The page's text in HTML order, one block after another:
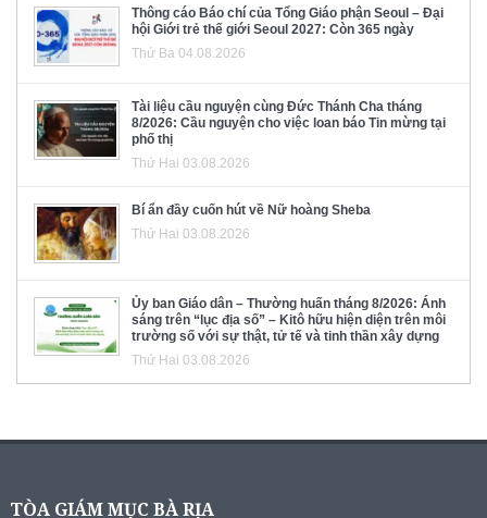
Thông cáo Báo chí của Tổng Giáo phận Seoul – Đại
hội Giới trẻ thế giới Seoul 2027: Còn 365 ngày
Thứ Ba 04.08.2026
Tài liệu cầu nguyện cùng Đức Thánh Cha tháng
8/2026: Cầu nguyện cho việc loan báo Tin mừng tại
phố thị
Thứ Hai 03.08.2026
Bí ẩn đầy cuốn hút về Nữ hoàng Sheba
Thứ Hai 03.08.2026
Ủy ban Giáo dân – Thường huấn tháng 8/2026: Ánh
sáng trên “lục địa số” – Kitô hữu hiện diện trên môi
trường số với sự thật, tử tế và tinh thần xây dựng
Thứ Hai 03.08.2026
TÒA GIÁM MỤC BÀ RỊA